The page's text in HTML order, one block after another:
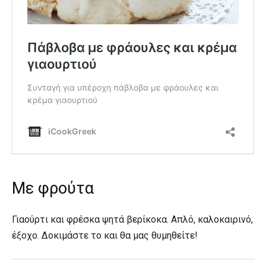
Με φρούτα
Γιαούρτι και φρέσκα ψητά βερίκοκα. Απλό, καλοκαιρινό,
έξοχο. Δοκιμάστε το και θα μας θυμηθείτε!